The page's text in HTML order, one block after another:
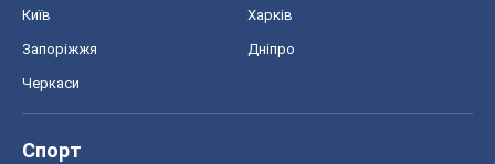
Київ Харків
Запоріжжя Дніпро
Черкаси
Спорт